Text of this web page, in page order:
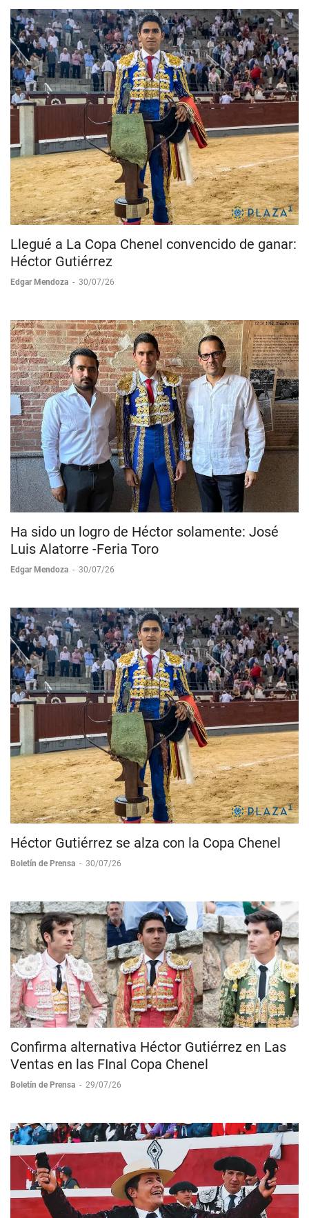
Llegué a La Copa Chenel convencido de ganar:
Héctor Gutiérrez
Edgar Mendoza - 30/07/26
Ha sido un logro de Héctor solamente: José
Luis Alatorre -Feria Toro
Edgar Mendoza - 30/07/26
Héctor Gutiérrez se alza con la Copa Chenel
Boletín de Prensa - 30/07/26
Confirma alternativa Héctor Gutiérrez en Las
Ventas en las FInal Copa Chenel
Boletín de Prensa - 29/07/26